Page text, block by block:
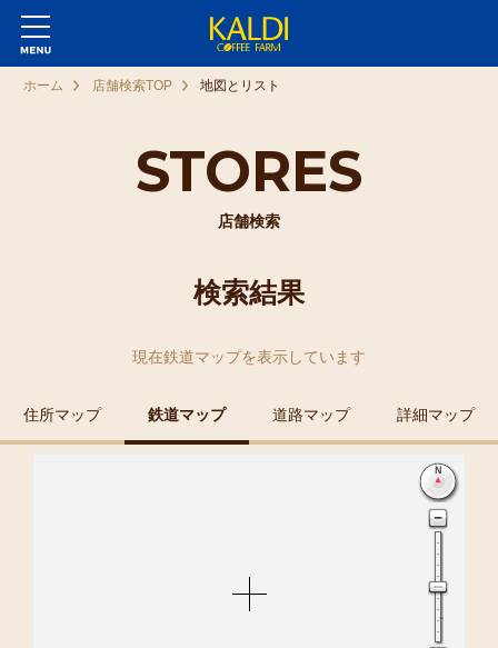
STORES
店舗検索
ホーム 店舗検索TOP 地図とリスト
検索結果
現在鉄道マップを表示しています
住所マップ 鉄道マップ 道路マップ 詳細マップ